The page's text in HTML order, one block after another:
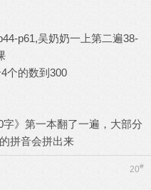
p61,吴奶奶一上第二遍38-
个的数到300
》第一本翻了一遍，大部分
拼音会拼出来
20#